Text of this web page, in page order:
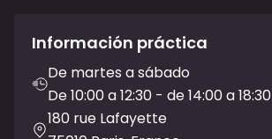
Información práctica
De martes a sábado
De 10:00 a 12:30 - de 14:00 a 18:30
180 rue Lafayette